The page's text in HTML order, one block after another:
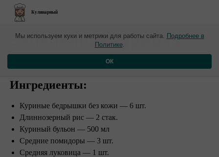
Кулинарный
​Запеченная курица с
рисом и помидорами
Ингредиенты:
Куриные бедрышки без кожи — 6 шт.
Длиннозерный рис — 2 стак.
Куриный бульон — 500 мл
Средние помидоры — 3 шт.
Средняя луковица — 1 шт.
Мы используем куки и метрики для работы сайта. Подробнее в
Политике.
ОК